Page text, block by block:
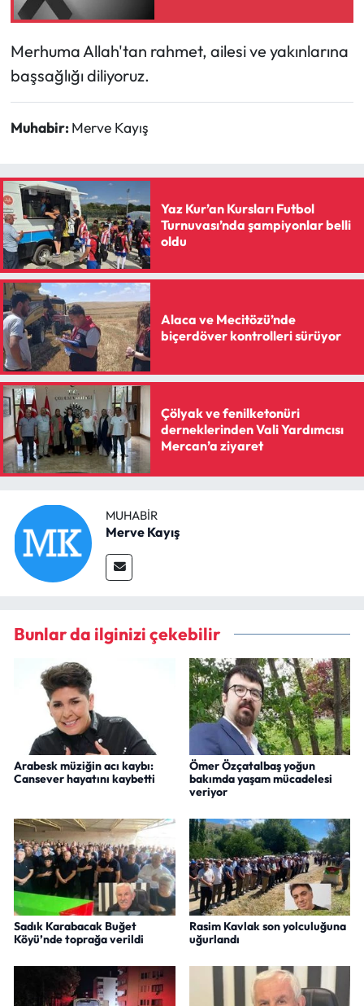
Merhuma Allah'tan rahmet, ailesi ve yakınlarına
başsağlığı diliyoruz.
Muhabir: Merve Kayış
Yaz Kur’an Kursları Futbol
Turnuvası’nda şampiyonlar belli
oldu
Alaca ve Mecitözü’nde
biçerdöver kontrolleri sürüyor
Çölyak ve fenilketonüri
derneklerinden Vali Yardımcısı
Mercan’a ziyaret
MUHABIR
Merve Kayış
Bunlar da ilginizi çekebilir
Arabesk müziğin acı kaybı:
Cansever hayatını kaybetti
Ömer Özçatalbaş yoğun
bakımda yaşam mücadelesi
veriyor
Sadık Karabacak Buğet
Köyü’nde toprağa verildi
Rasim Kavlak son yolculuğuna
uğurlandı
Osmancık Haberleri
Resmi Reklam
Sağlık
Siyaset
Spor
Sungurlu Haberleri
Turizm
Uğurludağ Haberleri
Yayla Haber
Yemek Tarifleri